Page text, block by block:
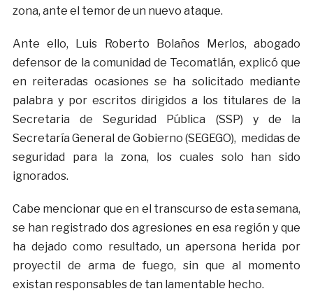
zona, ante el temor de un nuevo ataque.
Ante ello, Luis Roberto Bolaños Merlos, abogado
defensor de la comunidad de Tecomatlán, explicó que
en reiteradas ocasiones se ha solicitado mediante
palabra y por escritos dirigidos a los titulares de la
Secretaria de Seguridad Pública (SSP) y de la
Secretaría General de Gobierno (SEGEGO), medidas de
seguridad para la zona, los cuales solo han sido
ignorados.
Cabe mencionar que en el transcurso de esta semana,
se han registrado dos agresiones en esa región y que
ha dejado como resultado, un apersona herida por
proyectil de arma de fuego, sin que al momento
existan responsables de tan lamentable hecho.